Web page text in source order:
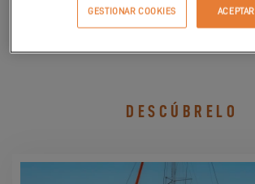
SOLICITAR MI INVITACION
DESCÚBRELO
GESTIONAR COOKIES